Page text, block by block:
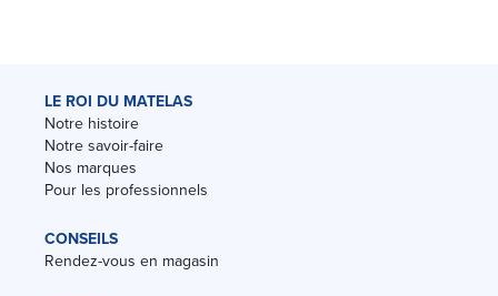
LE ROI DU MATELAS
Notre histoire
Notre savoir-faire
Nos marques
Pour les professionnels
CONSEILS
Rendez-vous en magasin